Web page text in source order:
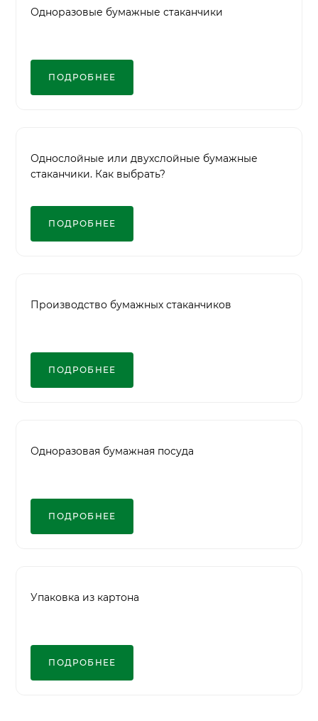
Одноразовые бумажные стаканчики
ПОДРОБНЕЕ
Однослойные или двухслойные бумажные
стаканчики. Как выбрать?
ПОДРОБНЕЕ
Производство бумажных стаканчиков
ПОДРОБНЕЕ
Одноразовая бумажная посуда
ПОДРОБНЕЕ
Упаковка из картона
ПОДРОБНЕЕ